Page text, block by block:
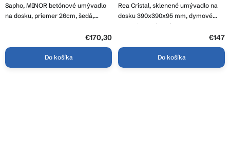
Sapho, MINOR betónové umývadlo
na dosku, priemer 26cm, šedá,
€170,30
Do košíka
Rea Cristal, sklenené umývadlo na
dosku 390x390x95 mm, dymové
sklo-nikel brúsený, REA-U8880
€147
Do košíka